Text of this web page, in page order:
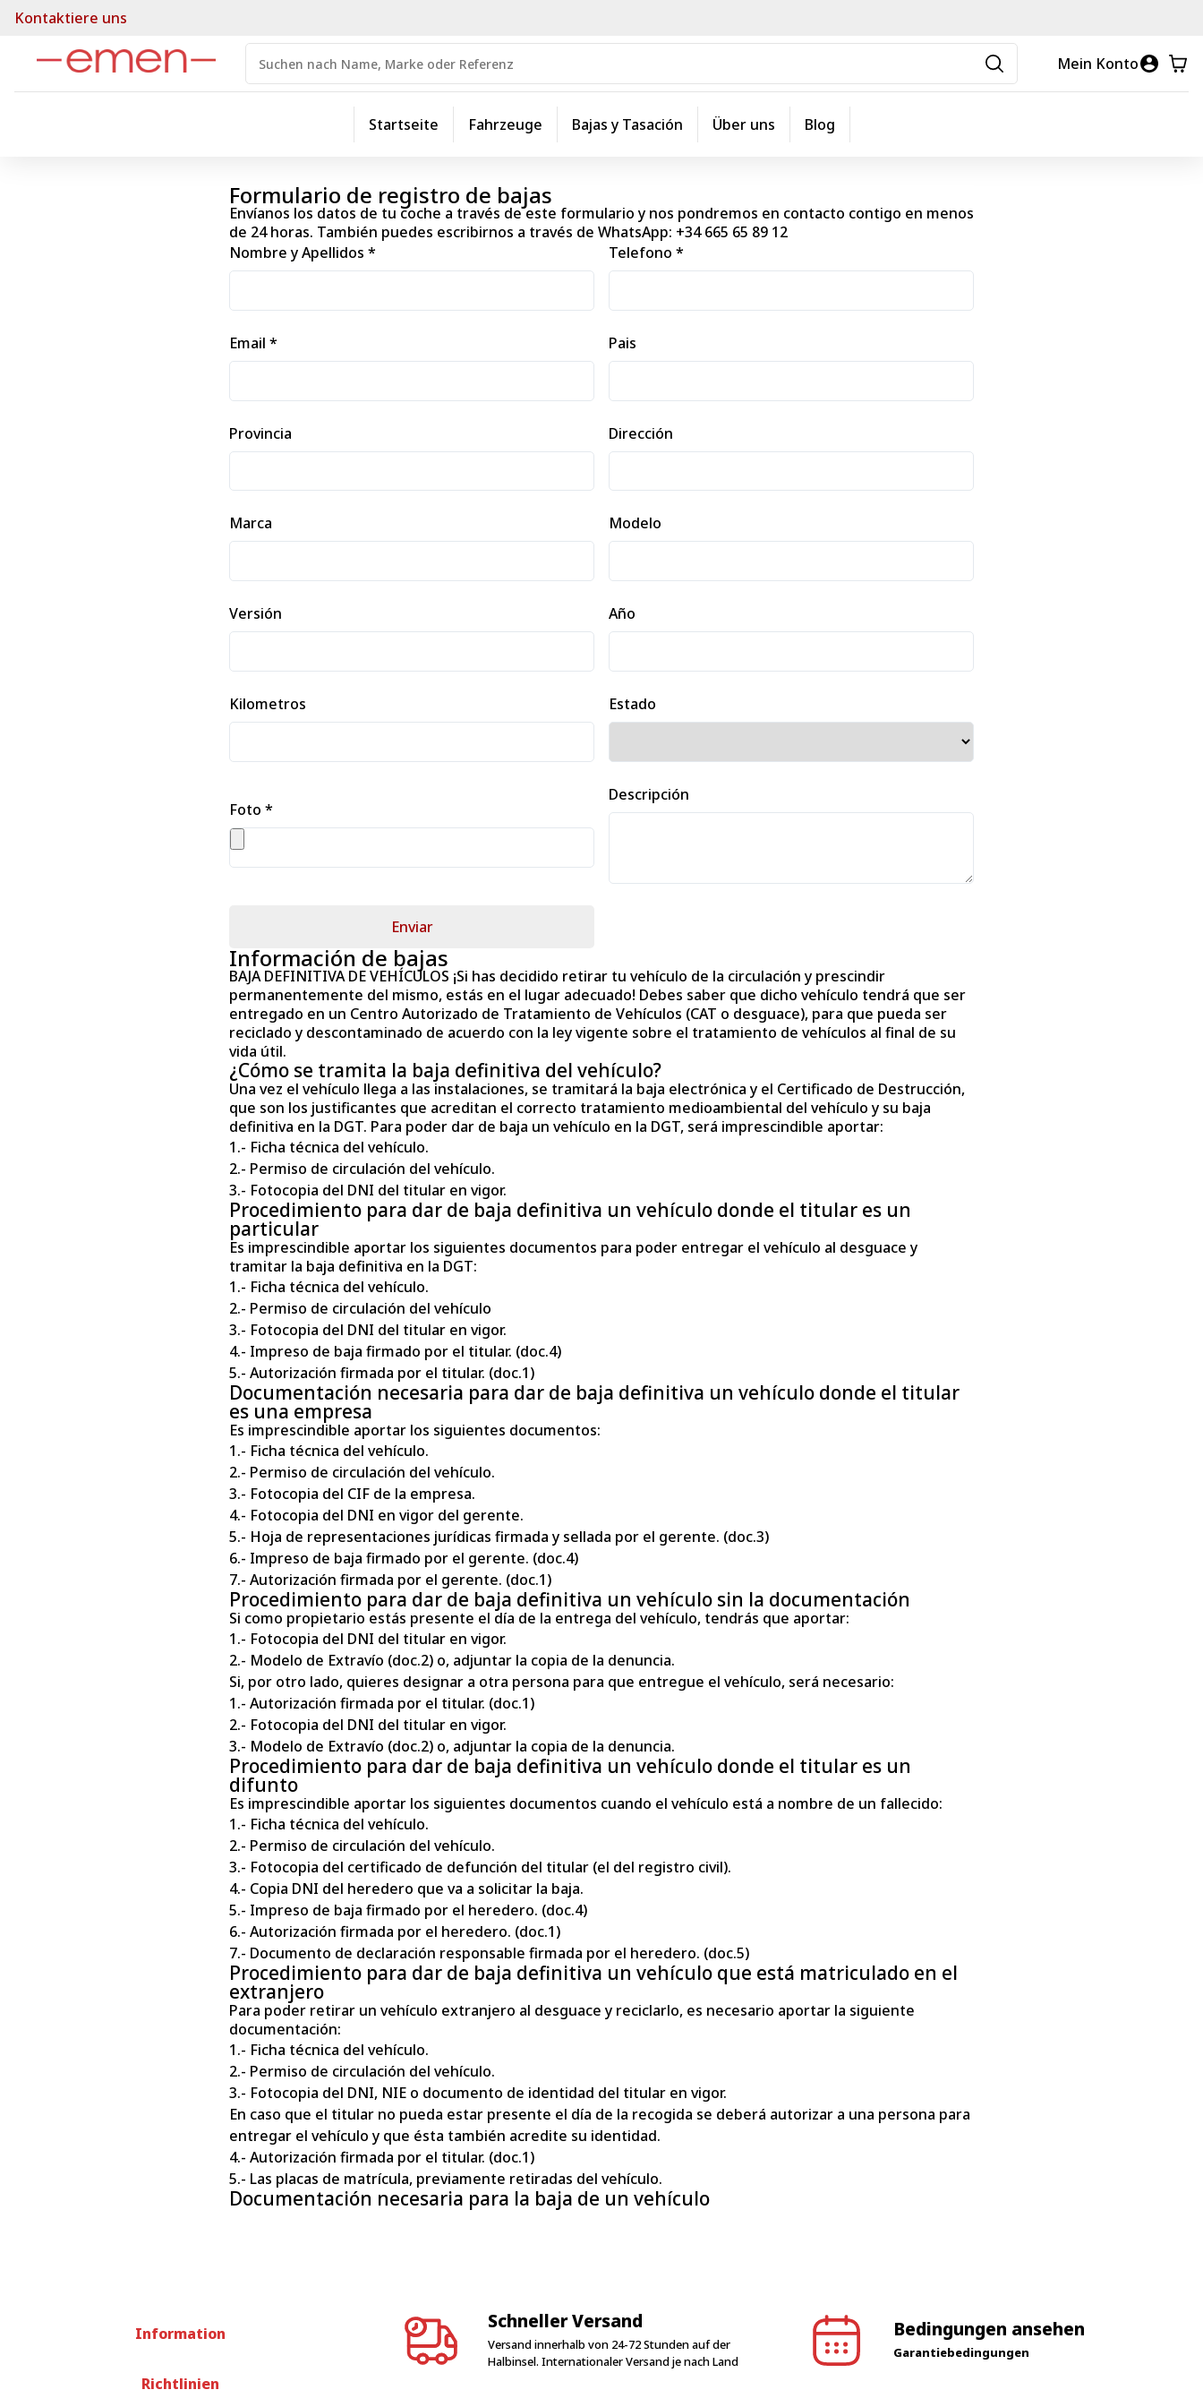
Kontaktiere uns
Mein Konto
Startseite Fahrzeuge Bajas y Tasación Über uns Blog
Formulario de registro de bajas
Envíanos los datos de tu coche a través de este formulario y nos pondremos en contacto contigo en menos
de 24 horas. También puedes escribirnos a través de WhatsApp: +34 665 65 89 12
Nombre y Apellidos *
Telefono *
Email * Pais
Provincia Dirección
Marca Modelo
Versión Año
Kilometros Estado
Foto *
Descripción
Enviar
Información de bajas
BAJA DEFINITIVA DE VEHÍCULOS ¡Si has decidido retirar tu vehículo de la circulación y prescindir
permanentemente del mismo, estás en el lugar adecuado! Debes saber que dicho vehículo tendrá que ser
entregado en un Centro Autorizado de Tratamiento de Vehículos (CAT o desguace), para que pueda ser
reciclado y descontaminado de acuerdo con la ley vigente sobre el tratamiento de vehículos al final de su
vida útil.
¿Cómo se tramita la baja definitiva del vehículo?
Una vez el vehículo llega a las instalaciones, se tramitará la baja electrónica y el Certificado de Destrucción,
que son los justificantes que acreditan el correcto tratamiento medioambiental del vehículo y su baja
definitiva en la DGT. Para poder dar de baja un vehículo en la DGT, será imprescindible aportar:
1.- Ficha técnica del vehículo.
2.- Permiso de circulación del vehículo.
3.- Fotocopia del DNI del titular en vigor.
Procedimiento para dar de baja definitiva un vehículo donde el titular es un
particular
Es imprescindible aportar los siguientes documentos para poder entregar el vehículo al desguace y
tramitar la baja definitiva en la DGT:
1.- Ficha técnica del vehículo.
2.- Permiso de circulación del vehículo
3.- Fotocopia del DNI del titular en vigor.
4.- Impreso de baja firmado por el titular. (doc.4)
5.- Autorización firmada por el titular. (doc.1)
Documentación necesaria para dar de baja definitiva un vehículo donde el titular
es una empresa
Es imprescindible aportar los siguientes documentos:
1.- Ficha técnica del vehículo.
2.- Permiso de circulación del vehículo.
3.- Fotocopia del CIF de la empresa.
4.- Fotocopia del DNI en vigor del gerente.
5.- Hoja de representaciones jurídicas firmada y sellada por el gerente. (doc.3)
6.- Impreso de baja firmado por el gerente. (doc.4)
7.- Autorización firmada por el gerente. (doc.1)
Procedimiento para dar de baja definitiva un vehículo sin la documentación
Si como propietario estás presente el día de la entrega del vehículo, tendrás que aportar:
1.- Fotocopia del DNI del titular en vigor.
2.- Modelo de Extravío (doc.2) o, adjuntar la copia de la denuncia.
Si, por otro lado, quieres designar a otra persona para que entregue el vehículo, será necesario:
1.- Autorización firmada por el titular. (doc.1)
2.- Fotocopia del DNI del titular en vigor.
3.- Modelo de Extravío (doc.2) o, adjuntar la copia de la denuncia.
Procedimiento para dar de baja definitiva un vehículo donde el titular es un
difunto
Es imprescindible aportar los siguientes documentos cuando el vehículo está a nombre de un fallecido:
1.- Ficha técnica del vehículo.
2.- Permiso de circulación del vehículo.
3.- Fotocopia del certificado de defunción del titular (el del registro civil).
4.- Copia DNI del heredero que va a solicitar la baja.
5.- Impreso de baja firmado por el heredero. (doc.4)
6.- Autorización firmada por el heredero. (doc.1)
7.- Documento de declaración responsable firmada por el heredero. (doc.5)
Procedimiento para dar de baja definitiva un vehículo que está matriculado en el
extranjero
Para poder retirar un vehículo extranjero al desguace y reciclarlo, es necesario aportar la siguiente
documentación:
1.- Ficha técnica del vehículo.
2.- Permiso de circulación del vehículo.
3.- Fotocopia del DNI, NIE o documento de identidad del titular en vigor.
En caso que el titular no pueda estar presente el día de la recogida se deberá autorizar a una persona para
entregar el vehículo y que ésta también acredite su identidad.
4.- Autorización firmada por el titular. (doc.1)
5.- Las placas de matrícula, previamente retiradas del vehículo.
Documentación necesaria para la baja de un vehículo
Information
Richtlinien
Schneller Versand
Versand innerhalb von 24-72 Stunden auf der
Halbinsel. Internationaler Versand je nach Land
Bedingungen ansehen
Garantiebedingungen